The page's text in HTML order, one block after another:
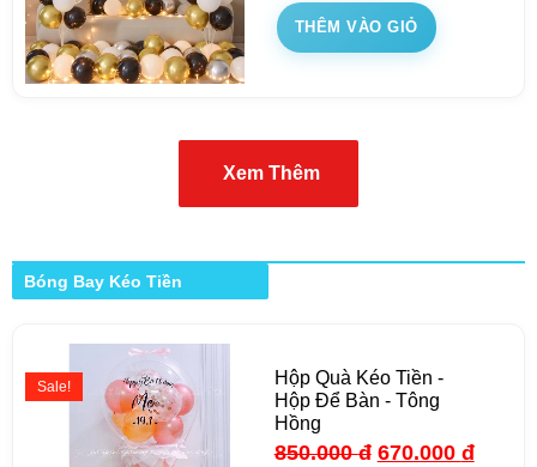
THÊM VÀO GIỎ
Xem Thêm
Bóng Bay Kéo Tiền
Sale!
Hộp Quà Kéo Tiền -
Hộp Để Bàn - Tông
Hồng
850.000đ 670.000 đ